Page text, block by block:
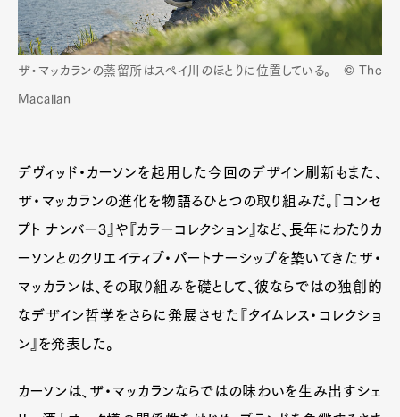
ザ・マッカランの蒸留所はスペイ川のほとりに位置している。 © The
Macallan
デヴィッド・カーソンを起用した今回のデザイン刷新もまた、
ザ・マッカランの進化を物語るひとつの取り組みだ。『コンセ
プト ナンバー3』や『カラーコレクション』など、長年にわたりカ
ーソンとのクリエイティブ・パートナーシップを築いてきたザ・
マッカランは、その取り組みを礎として、彼ならではの独創的
なデザイン哲学をさらに発展させた『タイムレス・コレクショ
ン』を発表した。
カーソンは、ザ・マッカランならではの味わいを生み出すシェ